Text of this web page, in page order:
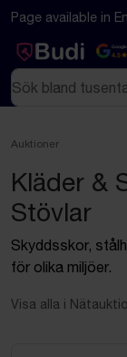
Hoppa till innehåll
Textbaserad
Page available in
4.5
Sök
Auktioner
Kläder &
Stövlar
Skyddsskor,
för olika miljöer.
Visa alla i